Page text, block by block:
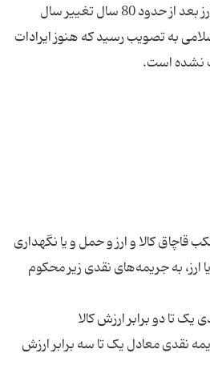
قانون مبارزه با قاچاق کالا و ارز بعد از حدود 80 سال تغییر سال
به تصویب رسید که هنوز ایرادات
قاچاق کالا و ارز و حمل و یا نگهداری
ارز، به جریمه‌های نقدی زیر محکوم
نقدی معادل یک تا سه برابر ارزش